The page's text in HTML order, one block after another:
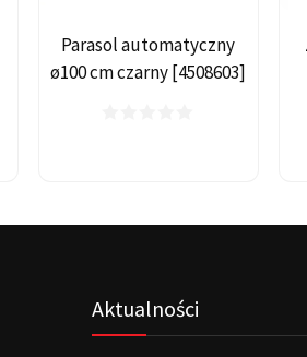
Parasol automatyczny
ø100 cm czarny [4508603]
Aktualności